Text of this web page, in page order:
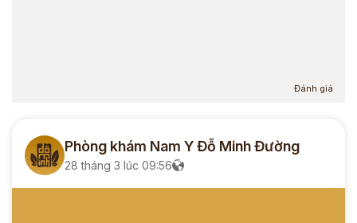
Đánh giá
Phòng khám Nam Y Đỗ Minh Đường
28 tháng 3 lúc 09:56